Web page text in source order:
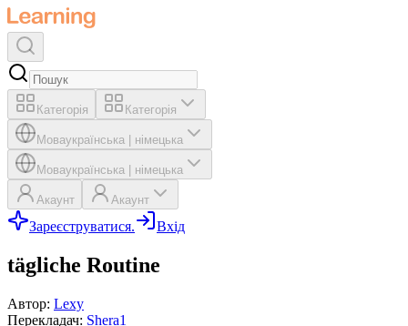
Категорія Категорія
Моваукраїнська німецька
Моваукраїнська німецька
Акаунт Акаунт
Зареєструватися. Вхід
tägliche Routine
Автор: Lexy
Перекладач: Shera1